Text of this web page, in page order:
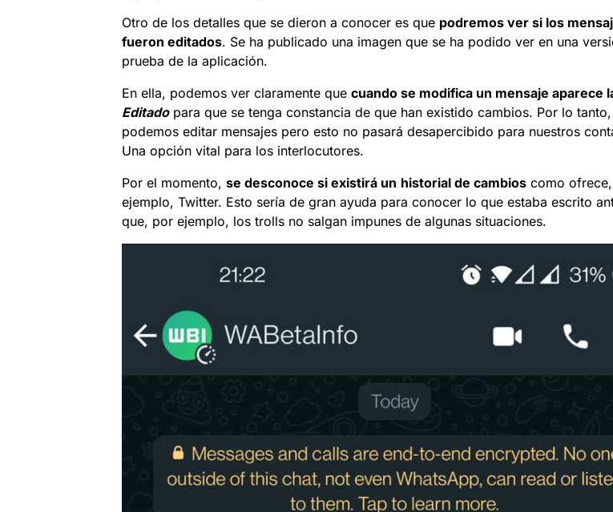
Otro de los detalles que se dieron a conocer es que podremos ver si los
fueron editados. Se ha publicado una imagen que se ha podido ver en una
prueba de la aplicación.
En ella, podemos ver claramente que cuando se modifica un mensaje aparece
Editadopara que se tenga constancia de que han existido cambios. Por lo tanto,
podemos editar mensajes pero esto no pasará desapercibido para nuestros
Una opción vital para los interlocutores.
Por el momento, se desconoce si existirá un historial de cambios como
ejemplo, Twitter. Esto sería de gran ayuda para conocer lo que estaba escrito
que, por ejemplo, los trolls no salgan impunes de algunas situaciones.